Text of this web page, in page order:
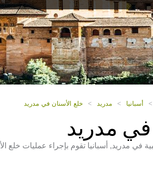
> أسبانيا > مدريد > خلع الأسنان في مدريد
في مدريد
في مدريد, أسبانيا تقوم بإجراء عمليات خلع